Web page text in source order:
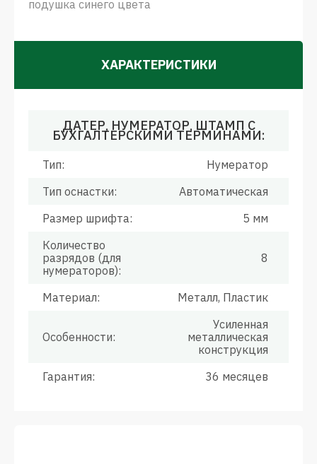
подушка синего цвета
ХАРАКТЕРИСТИКИ
ДАТЕР, НУМЕРАТОР, ШТАМП С
БУХГАЛТЕРСКИМИ ТЕРМИНАМИ:
Тип:
Нумератор
Тип оснастки:
Автоматическая
Размер шрифта:
5 мм
Количество
разрядов (для
нумераторов):
8
Материал: Металл, Пластик
Особенности:
Усиленная
металлическая
конструкция
Гарантия:
36 месяцев